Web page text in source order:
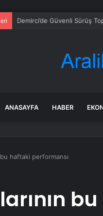
Altı Üstü İstanbul 6. Full
ANASAYFA HABER
bu haftaki performansı